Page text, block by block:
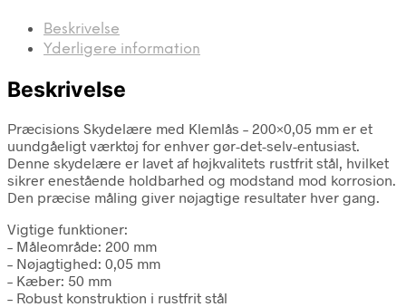
Beskrivelse
Yderligere information
Beskrivelse
Præcisions Skydelære med Klemlås – 200×0,05 mm er et
uundgåeligt værktøj for enhver gør-det-selv-entusiast.
Denne skydelære er lavet af højkvalitets rustfrit stål, hvilket
sikrer enestående holdbarhed og modstand mod korrosion.
Den præcise måling giver nøjagtige resultater hver gang.
Vigtige funktioner:
– Måleområde: 200 mm
– Nøjagtighed: 0,05 mm
– Kæber: 50 mm
– Robust konstruktion i rustfrit stål